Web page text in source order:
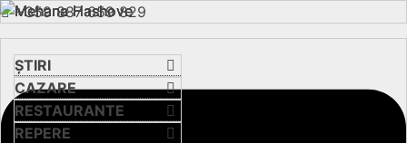
+359 887 659 829
ȘTIRI
CAZARE
RESTAURANTE
REPERE